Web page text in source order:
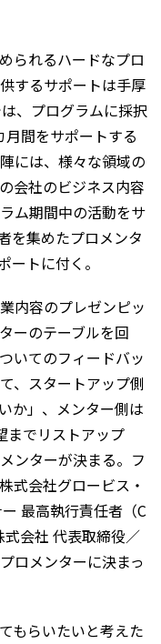
られるハードなプロ
するサポートは手厚
、プログラムに採択
間をサポートする
には、様々な領域の
会社のビジネス内容
ム期間中の活動をサ
を集めたプロメンタ
ートに付く。
内容のプレゼンピッ
ーのテーブルを回
いてのフィードバッ
、スタートアップ側
か」、メンター側は
までリストアップ
ンターが決まる。フ
式会社グロービス・
最高執行責任者（C
会社 代表取締役／
ロメンターに決まっ
もらいたいと考えた